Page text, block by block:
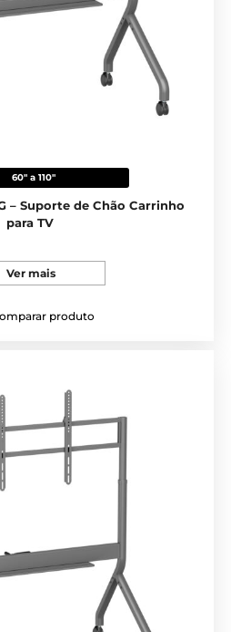
60" a 110"
– Suporte de Chão Carrinho
para TV
Ver mais
produto